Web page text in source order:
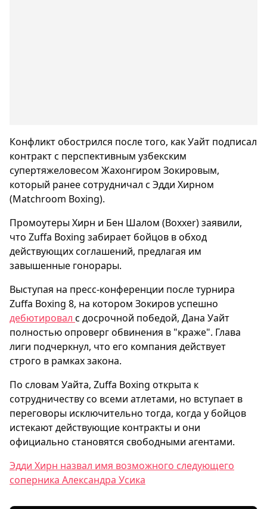
Конфликт обострился после того, как Уайт подписал
контракт с перспективным узбекским
супертяжеловесом Жахонгиром Зокировым,
который ранее сотрудничал с Эдди Хирном
(Matchroom Boxing).
Промоутеры Хирн и Бен Шалом (Boxxer) заявили,
что Zuffa Boxing забирает бойцов в обход
действующих соглашений, предлагая им
завышенные гонорары.
Выступая на пресс-конференции после турнира
Zuffa Boxing 8, на котором Зокиров успешно
дебютировал с досрочной победой, Дана Уайт
полностью опроверг обвинения в "краже". Глава
лиги подчеркнул, что его компания действует
строго в рамках закона.
По словам Уайта, Zuffa Boxing открыта к
сотрудничеству со всеми атлетами, но вступает в
переговоры исключительно тогда, когда у бойцов
истекают действующие контракты и они
официально становятся свободными агентами.
Эдди Хирн назвал имя возможного следующего
соперника Александра Усика